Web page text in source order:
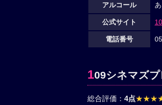
アルコール
公式サイト
電話番号
109シネマズ
総合評価： 4点